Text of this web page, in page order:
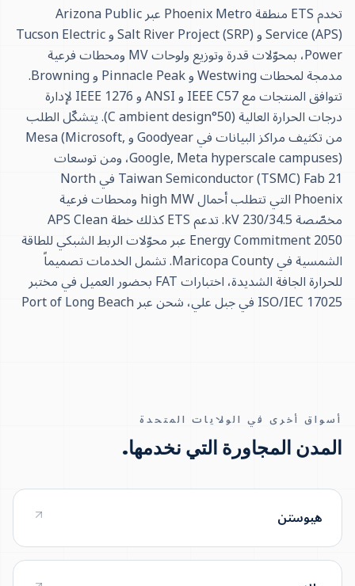
تخدم ETS منطقة Phoenix Metro عبر Arizona Public
Service (APS) و Salt River Project (SRP) و Tucson Electric
Power، بمحوّلات قدرة وتوزيع ولوحات MV ومحطات فرعية
مدمجة لمحطات Westwing و Pinnacle Peak و Browning.
تتوافق المنتجات مع IEEE C57 و ANSI و IEEE 1276 لإدارة
درجات الحرارة العالية (50°C ambient design). يتشكّل الطلب
من تكثيف مراكز البيانات في Goodyear و Mesa (Microsoft,
Google, Meta hyperscale campuses)، ومن توسعات
Taiwan Semiconductor (TSMC) Fab 21 في North
Phoenix التي تتطلب أحمال high MW ومحطات فرعية
مخصّصة 230/34.5 kV. تدعم ETS كذلك خطة APS Clean
Energy Commitment 2050 عبر محوّلات الربط الشبكي للطاقة
الشمسية في Maricopa County. تشمل الخدمات تصميماً
للحرارة الجافة الشديدة، اختبارات FAT بحضور العميل في مختبر
ISO/IEC 17025 في جبل علي، شحن عبر Port of Long Beach
أسواق أخرى في الولايات المتحدة
المدن المجاورة التي نخدمها.
هيوستن